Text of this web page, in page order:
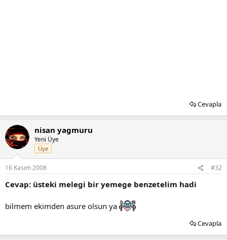
Cevapla
nisan yagmuru
Yeni Üye
Üye
16 Kasım 2008 #32
Cevap: üsteki melegi bir yemege benzetelim hadi
bilmem ekimden asure olsun ya
Cevapla